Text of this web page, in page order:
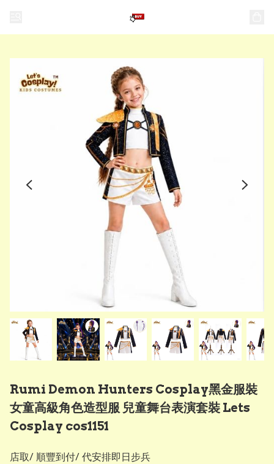
Rumi Demon Hunters Cosplay黑金服裝
女童高級角色造型服 兒童舞台表演套裝 Lets
Cosplay cos1151
店取/ 順豐到付/ 代安排即日步兵